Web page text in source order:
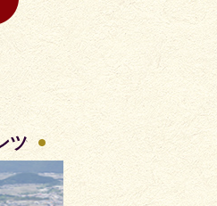
ツ
3
枚